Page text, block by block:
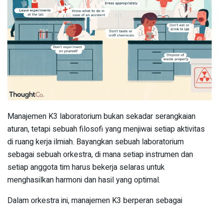
Manajemen K3 laboratorium bukan sekadar serangkaian
aturan, tetapi sebuah filosofi yang menjiwai setiap aktivitas
di ruang kerja ilmiah. Bayangkan sebuah laboratorium
sebagai sebuah orkestra, di mana setiap instrumen dan
setiap anggota tim harus bekerja selaras untuk
menghasilkan harmoni dan hasil yang optimal.
Dalam orkestra ini, manajemen K3 berperan sebagai